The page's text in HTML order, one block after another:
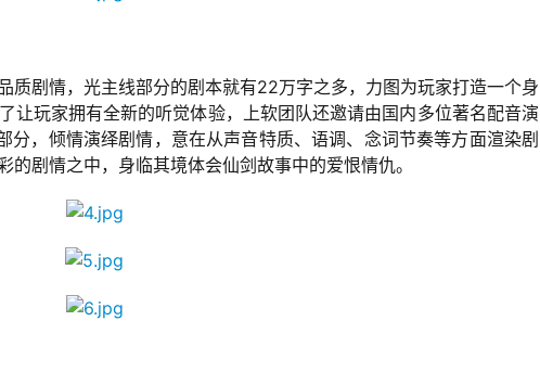
质剧情，光主线部分的剧本就有22万字之多，力图为玩家打造一个身
让玩家拥有全新的听觉体验，上软团队还邀请由国内多位著名配音演
，倾情演绎剧情，意在从声音特质、语调、念词节奏等方面渲染剧
剧情之中，身临其境体会仙剑故事中的爱恨情仇。